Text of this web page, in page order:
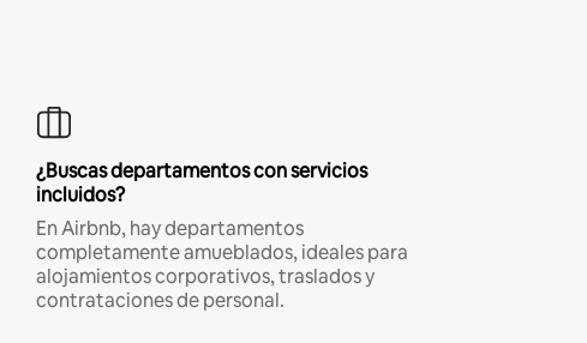
¿Buscas departamentos con servicios
incluidos?
En Airbnb, hay departamentos
completamente amueblados, ideales para
alojamientos corporativos, traslados y
contrataciones de personal.